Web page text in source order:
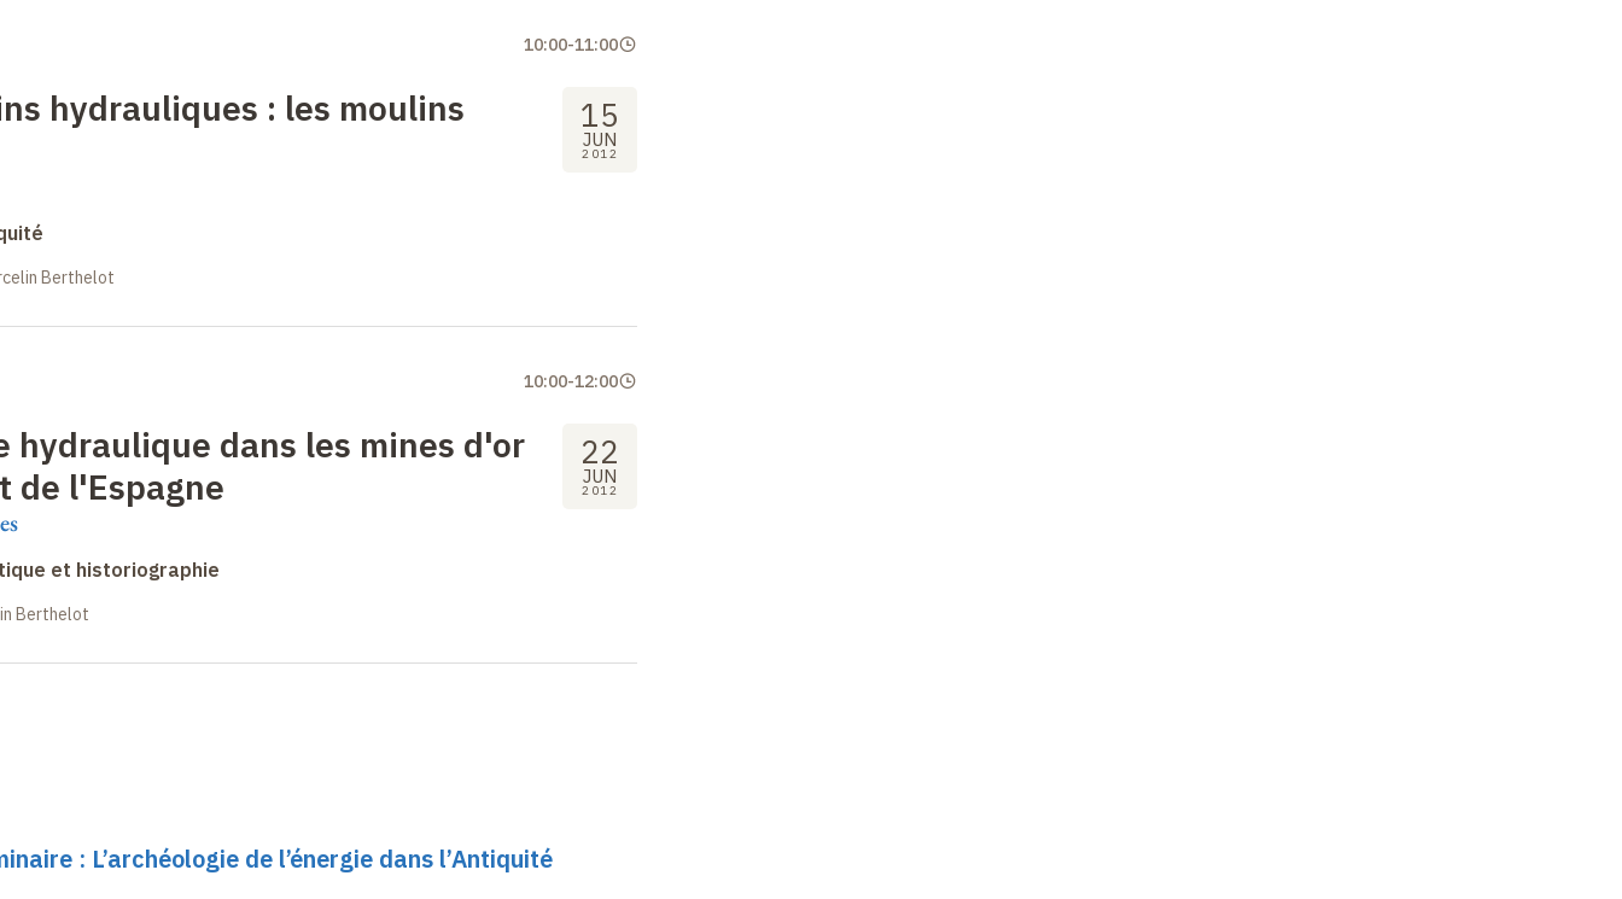
hydrauliques : les moulins 15
JUN
2012
10:00-11:00
Berthelot
dans les mines d'or
de l'Espagne
22
JUN
2012
10:00-12:00
et historiographie
Berthelot
: L’archéologie de l’énergie dans l’Antiquité